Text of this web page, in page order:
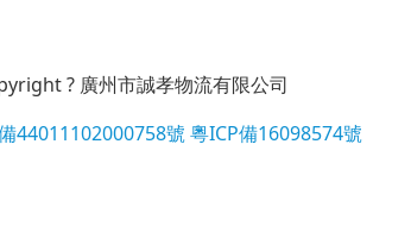
? 廣州市誠孝物流有限公司
44011102000758號 粵ICP備16098574號